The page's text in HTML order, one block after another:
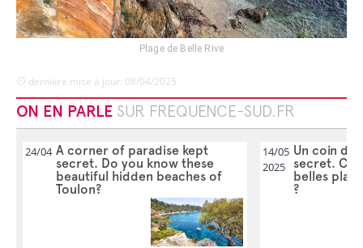
Plage de Belle Rive
dernière mise à jour: 08/04/2025
ON EN PARLE SUR FREQUENCE-SUD.FR
24/04 A corner of paradise kept
secret. Do you know these
beautiful hidden beaches of
Toulon?
14/05
2025
Un coin de
secret.
belles
?